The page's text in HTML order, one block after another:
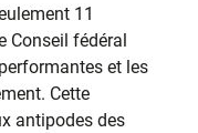
11
Conseil fédéral
et les
Cette
antipodes des